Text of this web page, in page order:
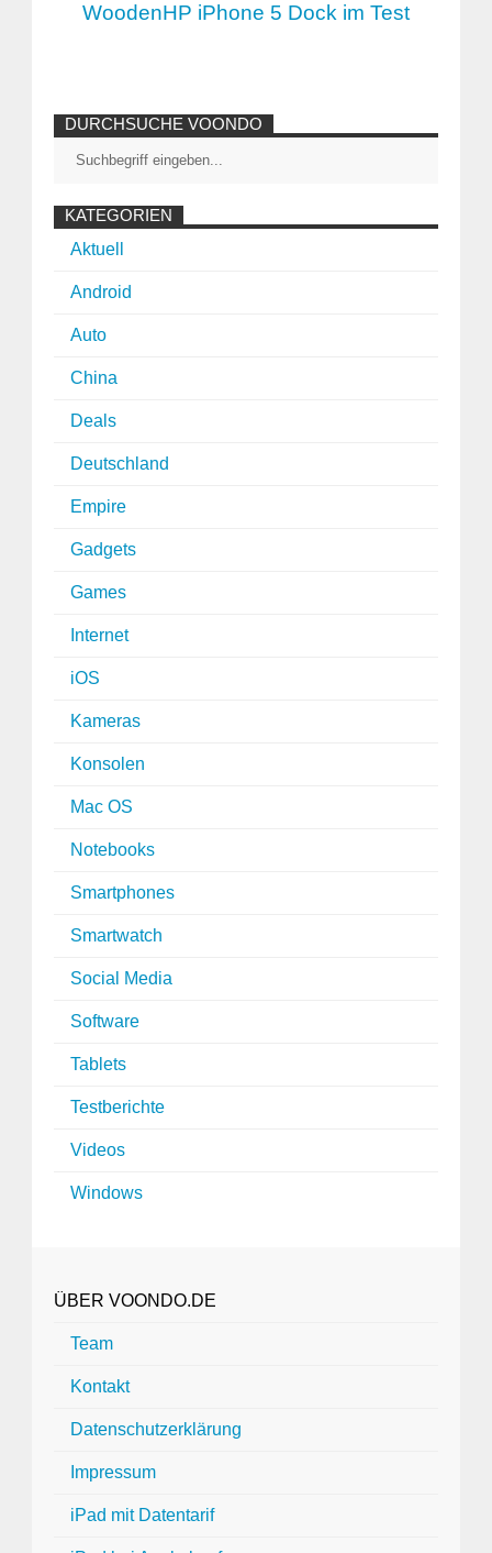
WoodenHP iPhone 5 Dock im Test
DURCHSUCHE VOONDO
KATEGORIEN
Aktuell
Android
Auto
China
Deals
Deutschland
Empire
Gadgets
Games
Internet
iOS
Kameras
Konsolen
Mac OS
Notebooks
Smartphones
Smartwatch
Social Media
Software
Tablets
Testberichte
Videos
Windows
ÜBER VOONDO.DE
Team
Kontakt
Datenschutzerklärung
Impressum
iPad mit Datentarif